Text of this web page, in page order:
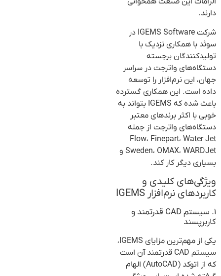
دارند.
شرکت IGEMS Software در
سوئد با همکاری نزدیک با
تولیدکنندگان برجسته
دستگاه‌های واترجت در سراسر
جهان، این نرم‌افزار را توسعه
داده است. این همکاری گسترده
باعث شده که IGEMS بتواند به
خوبی با اکثر برندهای معتبر
دستگاه‌های واترجت از جمله
Flow، Finepart، Water Jet
Sweden، OMAX، WARDJet و
بسیاری دیگر کار کند.
ویژگی‌های کلیدی و
کاربردهای نرم‌افزار IGEMS
۱. سیستم CAD قدرتمند و
کاربرپسند
یکی از مهم‌ترین مزایای IGEMS،
سیستم CAD قدرتمند آن است
که از اتوکد (AutoCAD) الهام